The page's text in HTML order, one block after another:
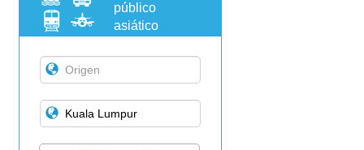
público
asiático